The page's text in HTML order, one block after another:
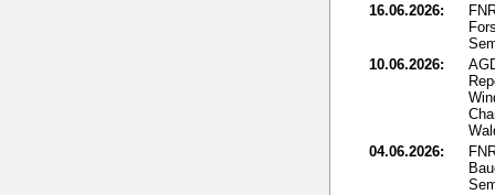
16.06.2026:
10.06.2026:
04.06.2026: